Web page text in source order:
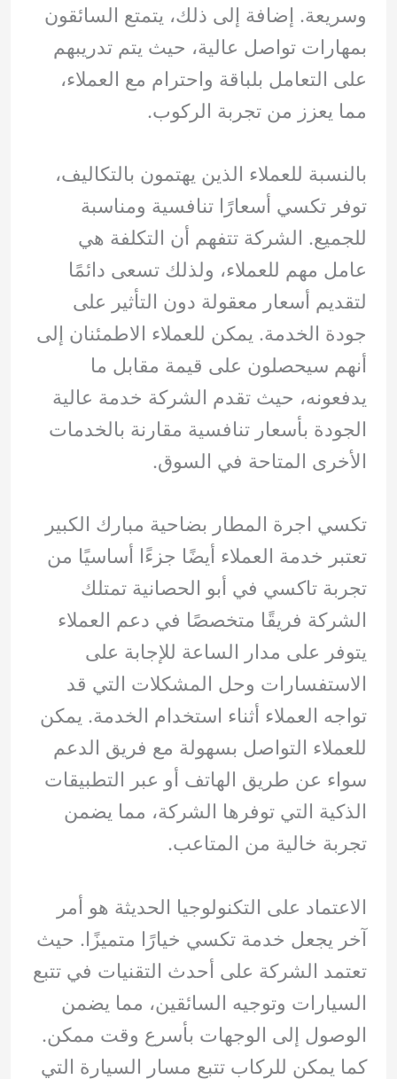
وسريعة. إضافة إلى ذلك، يتمتع السائقون
بمهارات تواصل عالية، حيث يتم تدريبهم
على التعامل بلباقة واحترام مع العملاء،
مما يعزز من تجربة الركوب.
بالنسبة للعملاء الذين يهتمون بالتكاليف،
توفر تكسي أسعارًا تنافسية ومناسبة
للجميع. الشركة تتفهم أن التكلفة هي
عامل مهم للعملاء، ولذلك تسعى دائمًا
لتقديم أسعار معقولة دون التأثير على
جودة الخدمة. يمكن للعملاء الاطمئنان إلى
أنهم سيحصلون على قيمة مقابل ما
يدفعونه، حيث تقدم الشركة خدمة عالية
الجودة بأسعار تنافسية مقارنة بالخدمات
الأخرى المتاحة في السوق.
تكسي اجرة المطار بضاحية مبارك الكبير
تعتبر خدمة العملاء أيضًا جزءًا أساسيًا من
تجربة تاكسي في أبو الحصانية تمتلك
الشركة فريقًا متخصصًا في دعم العملاء
يتوفر على مدار الساعة للإجابة على
الاستفسارات وحل المشكلات التي قد
تواجه العملاء أثناء استخدام الخدمة. يمكن
للعملاء التواصل بسهولة مع فريق الدعم
سواء عن طريق الهاتف أو عبر التطبيقات
الذكية التي توفرها الشركة، مما يضمن
تجربة خالية من المتاعب.
الاعتماد على التكنولوجيا الحديثة هو أمر
آخر يجعل خدمة تكسي خيارًا متميزًا. حيث
تعتمد الشركة على أحدث التقنيات في تتبع
السيارات وتوجيه السائقين، مما يضمن
الوصول إلى الوجهات بأسرع وقت ممكن.
كما يمكن للركاب تتبع مسار السيارة التي